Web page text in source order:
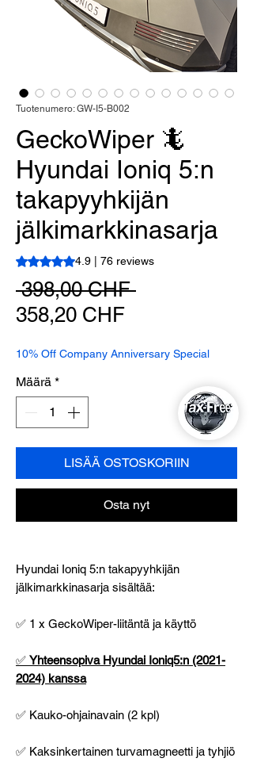
Tuotenumero: GW-I5-B002
GeckoWiper 🦎
Hyundai Ioniq 5:n
takapyyhkijän
jälkimarkkinasarja
Rating is 4.9 out of five stars based on 76
4.9 | 76 reviews
398,00 CHF Normaali
358,20 CHFAlehinta
10% Off Company Anniversary Special
Määrä *
LISÄÄ OSTOSKORIIN
Osta nyt
Hyundai Ioniq 5:n takapyyhkijän
jälkimarkkinasarja sisältää:
✅ 1 x GeckoWiper-liitäntä ja käyttö
✅ Yhteensopiva Hyundai Ioniq5:n (2021-
2024) kanssa
✅ Kauko-ohjainavain (2 kpl)
✅ Kaksinkertainen turvamagneetti ja tyhjiö